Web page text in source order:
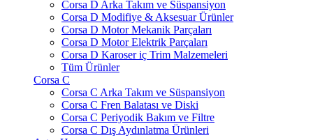
Corsa D Arka Takım ve Süspansiyon
Corsa D Modifiye & Aksesuar Ürünler
Corsa D Motor Mekanik Parçaları
Corsa D Motor Elektrik Parçaları
Corsa D Karoser iç Trim Malzemeleri
Tüm Ürünler
Corsa C
Corsa C Arka Takım ve Süspansiyon
Corsa C Fren Balatası ve Diski
Corsa C Periyodik Bakım ve Filtre
Corsa C Dış Aydınlatma Ürünleri